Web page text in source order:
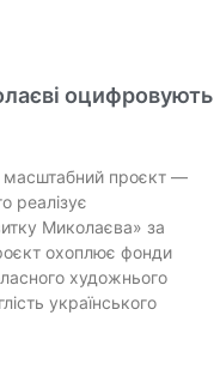
оцифровують
масштабний проєкт —
реалізує
Миколаєва» за
охоплює фонди
художнього
українського